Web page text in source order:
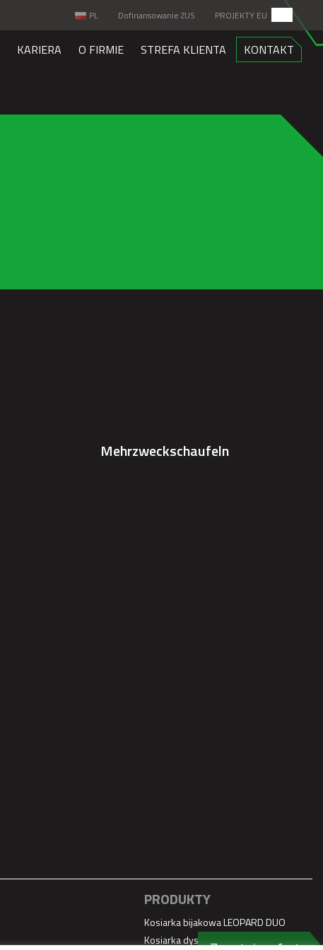
PL Dofinansowanie ZUS PROJEKTY EU
KARIERA O FIRMIE STREFA KLIENTA KONTAKT
Mehrzweckschaufeln
PRODUKTY
Kosiarka bijakowa LEOPARD DUO
Kosiarka dyskowa tylna OPTI CUT